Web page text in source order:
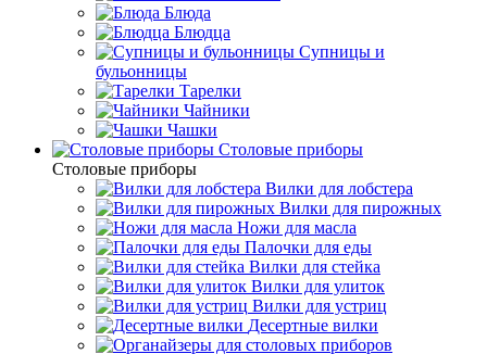
Блюда
Блюдца
Супницы и
бульонницы
Тарелки
Чайники
Чашки
Cтоловые приборы
Cтоловые приборы
Вилки для лобстера
Вилки для пирожных
Ножи для масла
Палочки для еды
Вилки для стейка
Вилки для улиток
Вилки для устриц
Десертные вилки